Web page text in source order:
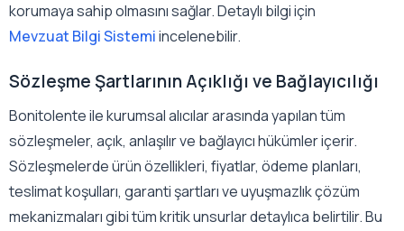
korumaya sahip olmasını sağlar. Detaylı bilgi için
Mevzuat Bilgi Sistemiincelenebilir.
Sözleşme Şartlarının Açıklığı ve Bağlayıcılığı
Bonitolente ile kurumsal alıcılar arasında yapılan tüm
sözleşmeler, açık, anlaşılır ve bağlayıcı hükümler içerir.
Sözleşmelerde ürün özellikleri, fiyatlar, ödeme planları,
teslimat koşulları, garanti şartları ve uyuşmazlık çözüm
mekanizmaları gibi tüm kritik unsurlar detaylıca belirtilir. Bu